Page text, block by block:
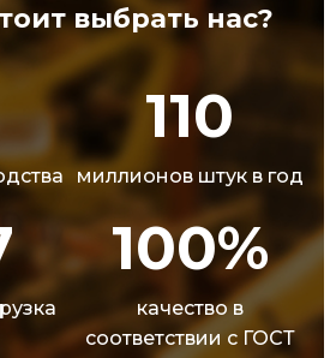
выбрать нас?
110
миллионов штук в год
100%
качество в
соответствии с ГОСТ